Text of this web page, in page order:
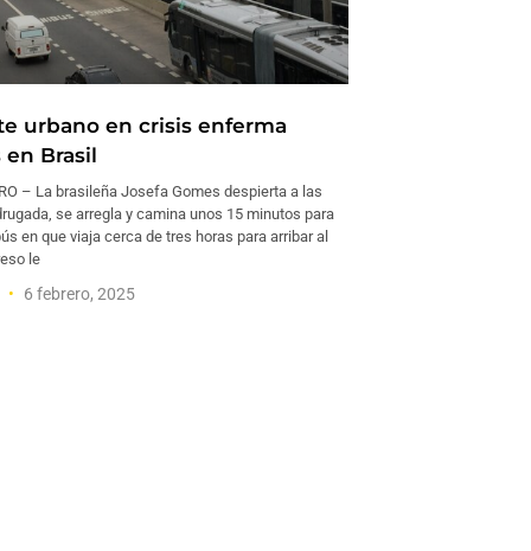
urbano en crisis enferma
Brasil
– La brasileña Josefa Gomes despierta a las
se arregla y camina unos 15 minutos para
en que viaja cerca de tres horas para arribar al
le
6 febrero, 2025